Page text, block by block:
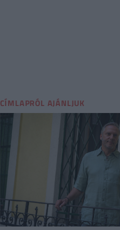
CÍMLAPRÓL AJÁNLJUK